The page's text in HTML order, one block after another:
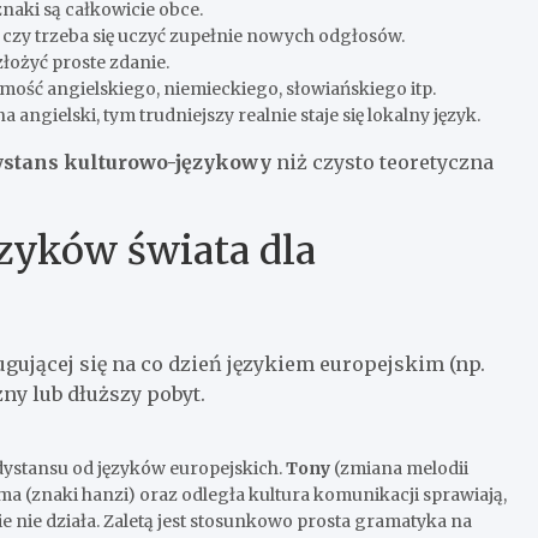
są całkowicie obce.
trzeba się uczyć zupełnie nowych odgłosów.
proste zdanie.
angielskiego, niemieckiego, słowiańskiego itp.
angielski, tym trudniejszy realnie staje się lokalny język.
kulturowo-językowy niż czysto teoretyczna
świata dla
się na co dzień językiem europejskim (np.
lub dłuższy pobyt.
od języków europejskich.Tony (zmiana melodii
(znaki hanzi) oraz odległa kultura komunikacji sprawiają,
działa. Zaletą jest stosunkowo prosta gramatyka na